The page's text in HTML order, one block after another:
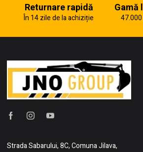
Returnare rapidă
În 14 zile de la achiziție
Gamă
Strada Sabarului, 8C, Comuna Jilava,